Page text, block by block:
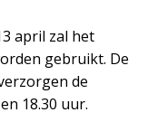
april zal het
gebruikt. De
de
18.30 uur.